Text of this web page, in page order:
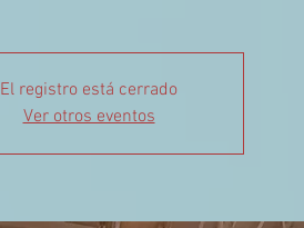
El registro está cerrado
Ver otros eventos